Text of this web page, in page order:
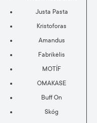
Justa Pasta
Kristoforas
Amandus
Fabrikėlis
MOTÍF
OMAKASE
Buff On
Skóg